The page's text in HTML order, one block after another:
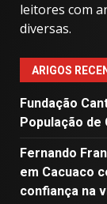
leitores com
diversas.
ARIGOS
Fundação
População de
Fernando
em Cacuaco
confiança na